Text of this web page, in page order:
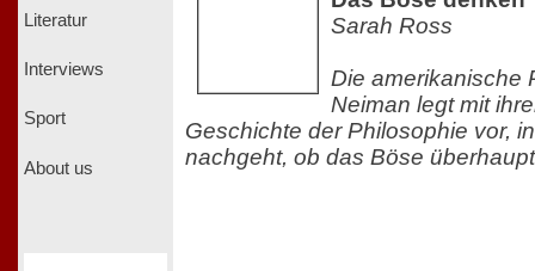
Literatur
Interviews
Sport
About us
Sarah Ross
Die amerikanische
Neiman legt mit
Geschichte der Philosophie vor,
nachgeht, ob das Böse